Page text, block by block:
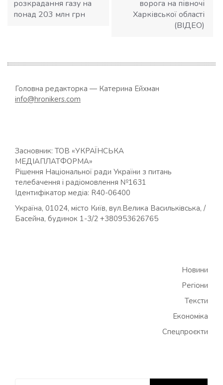
розкрадання газу на
понад 203 млн грн
ворога на півночі
Харківської області
(ВІДЕО)
Головна редакторка — Катерина Ейхман
info@hronikers.com
Засновник: ТОВ «УКРАЇНСЬКА
МЕДІАПЛАТФОРМА»
Рішення Національної ради України з питань
телебачення і радіомовлення №1631
Ідентифікатор медіа: R40-06400
Україна, 01024, місто Київ, вул.Велика Васильківська, /
Басейна, будинок 1-3/2 +380953626765
Новини
Регіони
Тексти
Економіка
Спецпроєкти